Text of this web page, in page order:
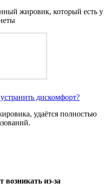
жировик, который есть у
дискомфорт?
удаётся полностью
из-за